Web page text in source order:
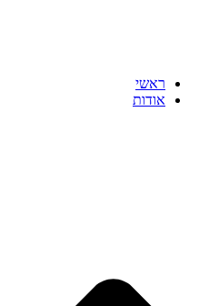
ראשי
אודות